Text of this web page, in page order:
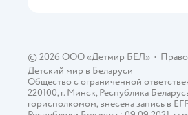
© 2026 ООО «Детмир БЕЛ» •
Детский мир в Беларуси
Общество с ограниченной
220100, г. Минск, Республика
горисполкомом, внесена запись в